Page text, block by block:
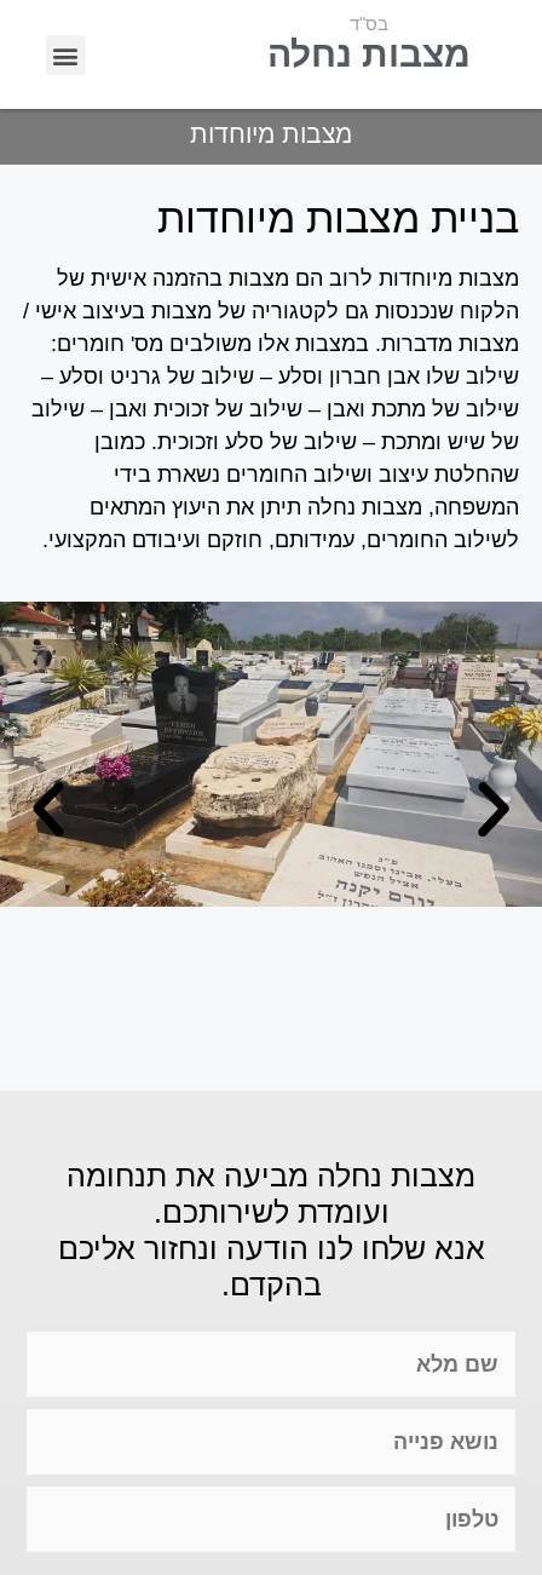
בס"ד
מצבות נחלה
מצבות מיוחדות
בניית מצבות מיוחדות
מצבות מיוחדות לרוב הם מצבות בהזמנה אישית של
הלקוח שנכנסות גם לקטגוריה של מצבות בעיצוב אישי /
מצבות מדברות. במצבות אלו משולבים מס' חומרים:
שילוב שלו אבן חברון וסלע – שילוב של גרניט וסלע –
שילוב של מתכת ואבן – שילוב של זכוכית ואבן – שילוב
של שיש ומתכת – שילוב של סלע וזכוכית. כמובן
שהחלטת עיצוב ושילוב החומרים נשארת בידי
המשפחה, מצבות נחלה תיתן את היעוץ המתאים
לשילוב החומרים, עמידותם, חוזקם ועיבודם המקצועי.
מצבות נחלה מביעה את תנחומה
ועומדת לשירותכם.
אנא שלחו לנו הודעה ונחזור אליכם
בהקדם.